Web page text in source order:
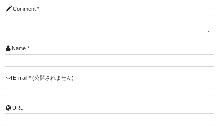
Comment *
Name *
E-mail *(公開されません)
URL